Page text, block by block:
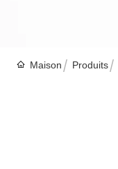
Maison Produits